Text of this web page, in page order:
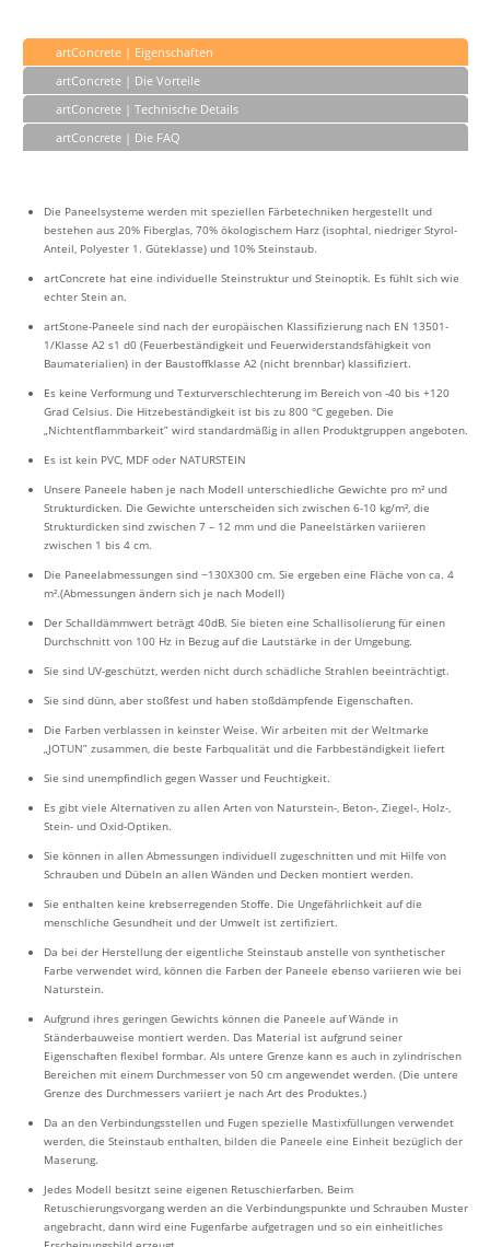
artConcrete | Eigenschaften
artConcrete | Die Vorteile
artConcrete | Technische Details
artConcrete | Die FAQ
Die Paneelsysteme werden mit speziellen Färbetechniken hergestellt und
bestehen aus 20% Fiberglas, 70% ökologischem Harz (isophtal, niedriger Styrol-
Anteil, Polyester 1. Güteklasse) und 10% Steinstaub.
artConcrete hat eine individuelle Steinstruktur und Steinoptik. Es fühlt sich wie
echter Stein an.
artStone-Paneele sind nach der europäischen Klassifizierung nach EN 13501-
1/Klasse A2 s1 d0 (Feuerbeständigkeit und Feuerwiderstandsfähigkeit von
Baumaterialien) in der Baustoffklasse A2 (nicht brennbar) klassifiziert.
Es keine Verformung und Texturverschlechterung im Bereich von -40 bis +120
Grad Celsius. Die Hitzebeständigkeit ist bis zu 800 °C gegeben. Die
„Nichtentflammbarkeit” wird standardmäßig in allen Produktgruppen angeboten.
Es ist kein PVC, MDF oder NATURSTEIN
Unsere Paneele haben je nach Modell unterschiedliche Gewichte pro m² und
Strukturdicken. Die Gewichte unterscheiden sich zwischen 6-10 kg/m², die
Strukturdicken sind zwischen 7 – 12 mm und die Paneelstärken variieren
zwischen 1 bis 4 cm.
Die Paneelabmessungen sind ~130X300 cm. Sie ergeben eine Fläche von ca. 4
m².(Abmessungen ändern sich je nach Modell)
Der Schalldämmwert beträgt 40dB. Sie bieten eine Schallisolierung für einen
Durchschnitt von 100 Hz in Bezug auf die Lautstärke in der Umgebung.
Sie sind UV-geschützt, werden nicht durch schädliche Strahlen beeinträchtigt.
Sie sind dünn, aber stoßfest und haben stoßdämpfende Eigenschaften.
Die Farben verblassen in keinster Weise. Wir arbeiten mit der Weltmarke
„JOTUN” zusammen, die beste Farbqualität und die Farbbeständigkeit liefert
Sie sind unempfindlich gegen Wasser und Feuchtigkeit.
Es gibt viele Alternativen zu allen Arten von Naturstein-, Beton-, Ziegel-, Holz-,
Stein- und Oxid-Optiken.
Sie können in allen Abmessungen individuell zugeschnitten und mit Hilfe von
Schrauben und Dübeln an allen Wänden und Decken montiert werden.
Sie enthalten keine krebserregenden Stoffe. Die Ungefährlichkeit auf die
menschliche Gesundheit und der Umwelt ist zertifiziert.
Da bei der Herstellung der eigentliche Steinstaub anstelle von synthetischer
Farbe verwendet wird, können die Farben der Paneele ebenso variieren wie bei
Naturstein.
Aufgrund ihres geringen Gewichts können die Paneele auf Wände in
Ständerbauweise montiert werden. Das Material ist aufgrund seiner
Eigenschaften flexibel formbar. Als untere Grenze kann es auch in zylindrischen
Bereichen mit einem Durchmesser von 50 cm angewendet werden. (Die untere
Grenze des Durchmessers variiert je nach Art des Produktes.)
Da an den Verbindungsstellen und Fugen spezielle Mastixfüllungen verwendet
werden, die Steinstaub enthalten, bilden die Paneele eine Einheit bezüglich der
Maserung.
Jedes Modell besitzt seine eigenen Retuschierfarben. Beim
Retuschierungsvorgang werden an die Verbindungspunkte und Schrauben Muster
angebracht, dann wird eine Fugenfarbe aufgetragen und so ein einheitliches